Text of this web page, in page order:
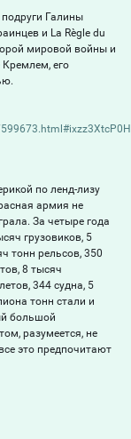
Галины
и La Règle du
мировой войны и
его
по ленд-лизу
армия не
За четыре года
грузовиков, 5
тонн рельсов, 350
8 тысяч
344 судна, 5
тонн стали и
большой
разумеется, не
это предпочитают